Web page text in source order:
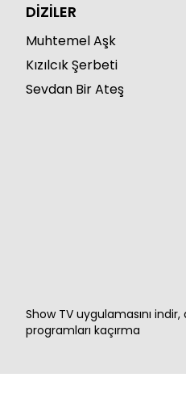
DİZİLER
Muhtemel Aşk
Kızılcık Şerbeti
Sevdan Bir Ateş
Show TV uygulamasını indir,
programları kaçırma